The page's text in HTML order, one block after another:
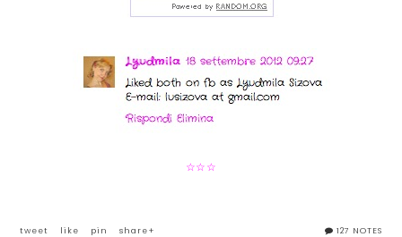
☆☆ ☆
127 NOTES
tweet like pin share+